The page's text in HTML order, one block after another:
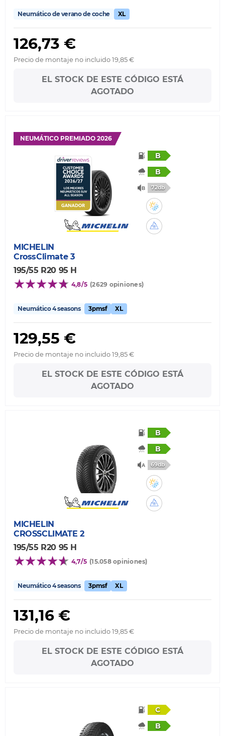
Neumático de verano de coche XL
126,73 €
Precio de montaje no incluido 19,85 €
EL STOCK DE ESTE CÓDIGO ESTÁ
AGOTADO
NEUMÁTICO PREMIADO 2026
B
B
72db
MICHELIN
CrossClimate 3
195/55 R20 95 H
4,8/5 (2629 opiniones)
Neumático 4 seasons 3pmsf XL
129,55 €
Precio de montaje no incluido 19,85 €
EL STOCK DE ESTE CÓDIGO ESTÁ
AGOTADO
B
B
69db
MICHELIN
CROSSCLIMATE 2
195/55 R20 95 H
4,7/5 (15.058 opiniones)
Neumático 4 seasons 3pmsf XL
131,16 €
Precio de montaje no incluido 19,85 €
EL STOCK DE ESTE CÓDIGO ESTÁ
AGOTADO
C
B